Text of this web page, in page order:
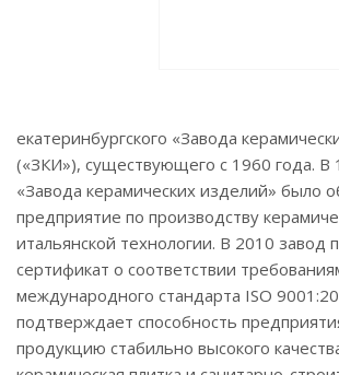
екатеринбургского «Завода
(«ЗКИ»), существующего с 1960 года. В
«Завода керамических изделий» было
предприятие по производству
итальянской технологии. В 2010 завод
сертификат о соответствии
международного стандарта ISO
подтверждает способность
продукцию стабильно высокого